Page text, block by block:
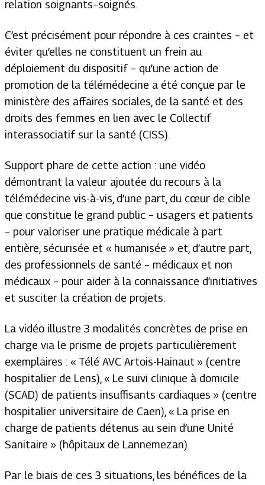
relation soignants–soignés.
C’est précisément pour répondre à ces craintes – et
éviter qu’elles ne constituent un frein au
déploiement du dispositif – qu’une action de
promotion de la télémédecine a été conçue par le
ministère des affaires sociales, de la santé et des
droits des femmes en lien avec le Collectif
interassociatif sur la santé (CISS).
Support phare de cette action : une vidéo
démontrant la valeur ajoutée du recours à la
télémédecine vis-à-vis, d’une part, du cœur de cible
que constitue le grand public – usagers et patients
– pour valoriser une pratique médicale à part
entière, sécurisée et « humanisée » et, d’autre part,
des professionnels de santé – médicaux et non
médicaux – pour aider à la connaissance d’initiatives
et susciter la création de projets.
La vidéo illustre 3 modalités concrètes de prise en
charge via le prisme de projets particulièrement
exemplaires : « Télé AVC Artois-Hainaut » (centre
hospitalier de Lens), « Le suivi clinique à domicile
(SCAD) de patients insuffisants cardiaques » (centre
hospitalier universitaire de Caen), « La prise en
charge de patients détenus au sein d’une Unité
Sanitaire » (hôpitaux de Lannemezan).
Par le biais de ces 3 situations, les bénéfices de la